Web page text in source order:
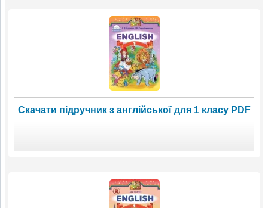
Скачати підручник з англійської для 1 класу PDF